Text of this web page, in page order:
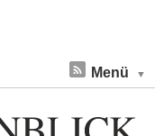
Menü